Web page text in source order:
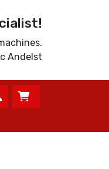
Andelst